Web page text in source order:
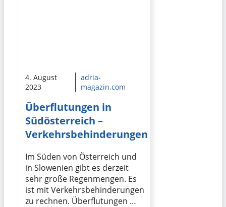
4. August
2023
adria-
magazin.com
Überflutungen in
Südösterreich –
Verkehrsbehinderungen
Im Süden von Österreich und
in Slowenien gibt es derzeit
sehr große Regenmengen. Es
ist mit Verkehrsbehinderungen
zu rechnen. Überflutungen …